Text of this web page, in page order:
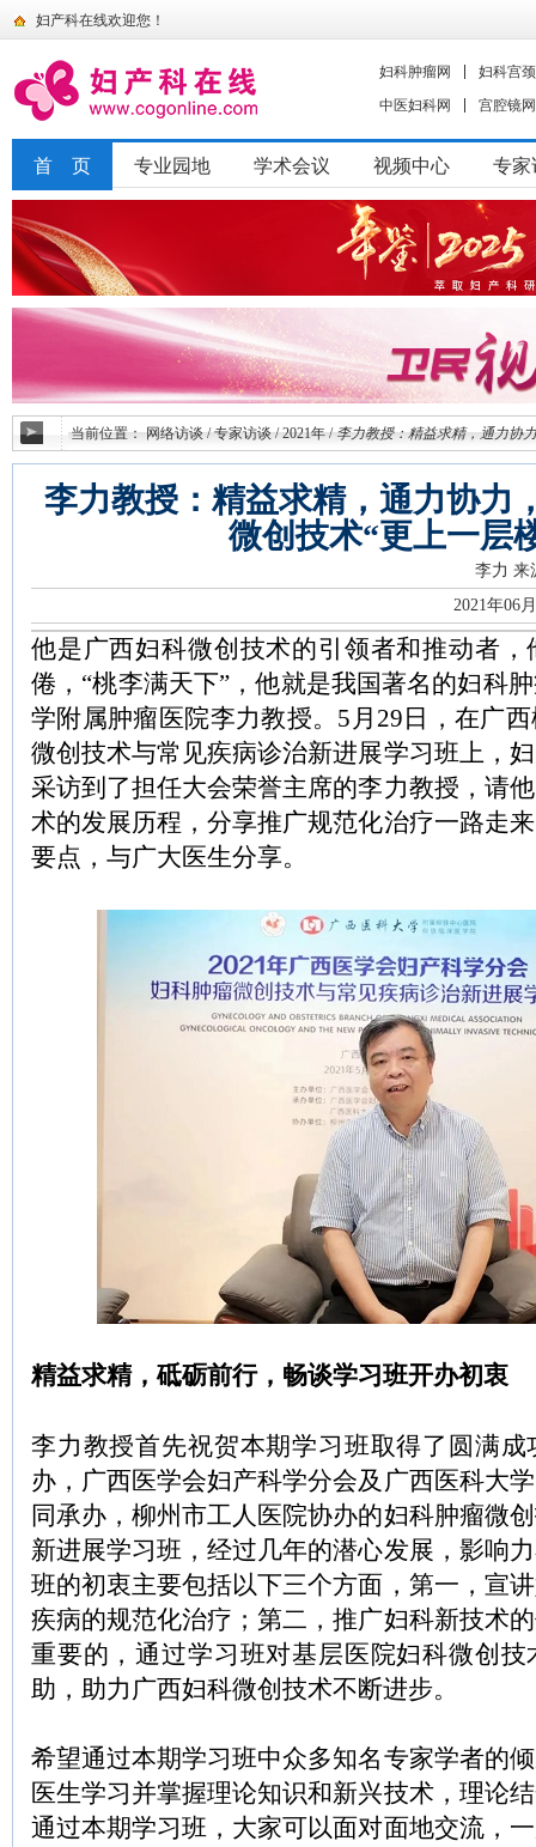
妇产科在线欢迎您！
妇科肿瘤网
妇科宫
中医妇科网
宫腔镜网
首 页 专业园地 学术会议 视频中心 专家
当前位置：网络访谈 / 专家访谈 / 2021年 / 李力教授：精益求精，通力协
李力教授：精益求精，通力协力
微创技术“更上一层
李力 来
2021年06
他是广西妇科微创技术的引领者和推动者
倦，“桃李满天下”，他就是我国著名的妇科
学附属肿瘤医院李力教授。5月29日，在广
微创技术与常见疾病诊治新进展学习班上，
采访到了担任大会荣誉主席的李力教授，请
术的发展历程，分享推广规范化治疗一路走
要点，与广大医生分享。
精益求精，砥砺前行，畅谈学习班开办初衷
李力教授首先祝贺本期学习班取得了圆满
办，广西医学会妇产科学分会及广西医科大
同承办，柳州市工人医院协办的妇科肿瘤微
新进展学习班，经过几年的潜心发展，影响
班的初衷主要包括以下三个方面，第一，宣
疾病的规范化治疗；第二，推广妇科新技术
重要的，通过学习班对基层医院妇科微创
助，助力广西妇科微创技术不断进步。
希望通过本期学习班中众多知名专家学者的
医生学习并掌握理论知识和新兴技术，理论
通过本期学习班，大家可以面对面地交流，